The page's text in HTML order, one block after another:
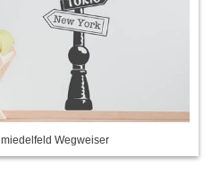
Wegweiser